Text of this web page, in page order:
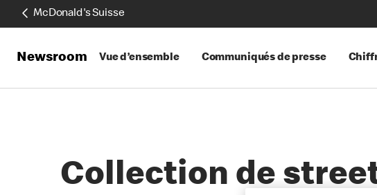
McDonald's Suisse
Newsroom Vue d’ensemble Communiqués de presse
Collection de